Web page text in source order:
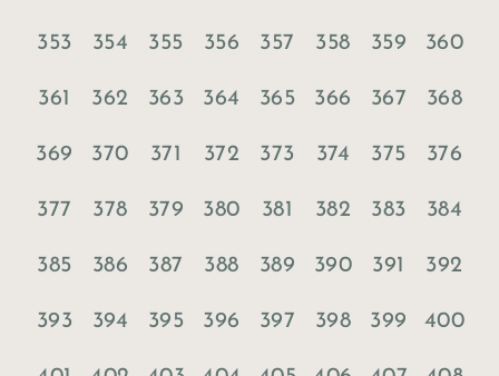
353 354 355 356 357 358 359 360
361 362 363 364 365 366 367 368
369 370 371 372 373 374 375 376
377 378 379 380 381 382 383 384
385 386 387 388 389 390 391 392
393 394 395 396 397 398 399 400